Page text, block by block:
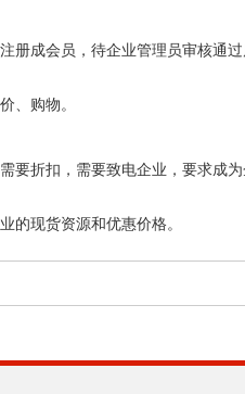
注册成会员，待企业管理员审核通
价、购物。
需要折扣，需要致电企业，要求成
业的现货资源和优惠价格。